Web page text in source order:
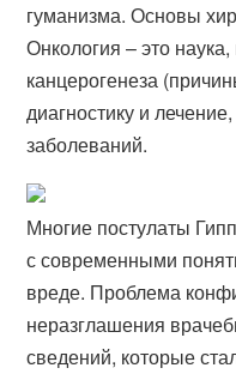
гуманизма. Основы
Онкология – это
канцерогенеза
диагностику и
заболеваний.
Многие постулаты
с современными
вреде. Проблема
неразглашения
сведений, которые